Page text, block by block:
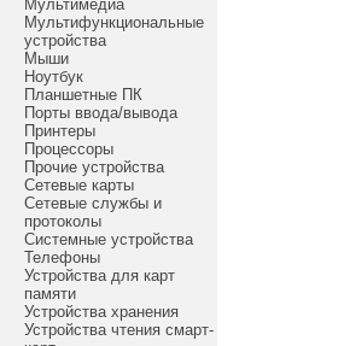
Мультимедиа
Мультифункциональные
устройства
Мыши
Ноутбук
Планшетные ПК
Порты ввода/вывода
Принтеры
Процессоры
Прочие устройства
Сетевые карты
Сетевые службы и
протоколы
Системные устройства
Телефоны
Устройства для карт
памяти
Устройства хранения
Устройства чтения смарт-